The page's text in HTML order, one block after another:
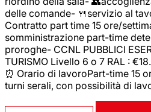
delle comande- 🍴servizio al
Contratto part time 15 ore/
somministrazione part-time
proroghe- CCNL PUBBLICI
TURISMO Livello 6 o 7 RAL :
⏰ Orario di lavoroPart-time 15
turni serali, con possibilità di